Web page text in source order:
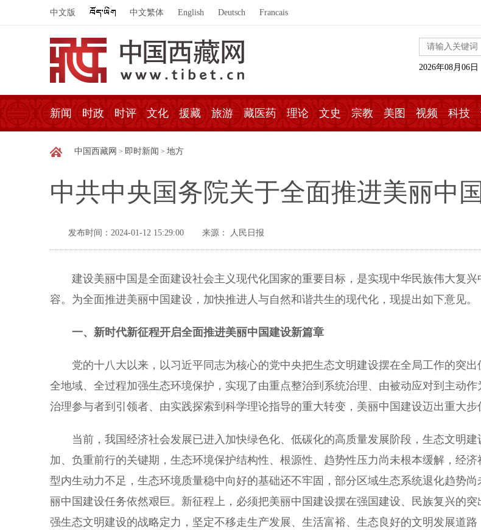
中文版 中文繁体 English Deutsch Francais
2026年08月06
新闻 时政 时评 文化 援藏 旅游 藏医药 理论 文史 宗教 美图 视频 科技
中国西藏网 > 即时新闻 > 地方
中共中央国务院关于全面推进美丽中
发布时间：2024-01-12 15:29:00 来源： 人民日报
建设美丽中国是全面建设社会主义现代化国家的重要目标，是实现中华民族伟大复兴
容。为全面推进美丽中国建设，加快推进人与自然和谐共生的现代化，现提出如下意见。
一、新时代新征程开启全面推进美丽中国建设新篇章
党的十八大以来，以习近平同志为核心的党中央把生态文明建设摆在全局工作的突出
全地域、全过程加强生态环境保护，实现了由重点整治到系统治理、由被动应对到主动
治理参与者到引领者、由实践探索到科学理论指导的重大转变，美丽中国建设迈出重大步
当前，我国经济社会发展已进入加快绿色化、低碳化的高质量发展阶段，生态文明建
加、负重前行的关键期，生态环境保护结构性、根源性、趋势性压力尚未根本缓解，经
型内生动力不足，生态环境质量稳中向好的基础还不牢固，部分区域生态系统退化趋势尚
丽中国建设任务依然艰巨。新征程上，必须把美丽中国建设摆在强国建设、民族复兴的突
强生态文明建设的战略定力，坚定不移走生产发展、生活富裕、生态良好的文明发展道